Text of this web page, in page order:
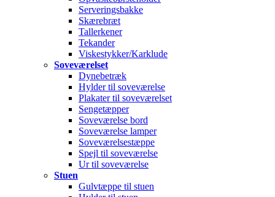
Serveringsbakke
Skærebræt
Tallerkener
Tekander
Viskestykker/Karklude
Soveværelset
Dynebetræk
Hylder til soveværelse
Plakater til soveværelset
Sengetæpper
Soveværelse bord
Soveværelse lamper
Soveværelsestæppe
Spejl til soveværelse
Ur til soveværelse
Stuen
Gulvtæppe til stuen